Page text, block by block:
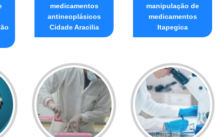
medicamentos
antineoplásicos
Cidade Aracilia
manipulação de
medicamentos
Itapegica